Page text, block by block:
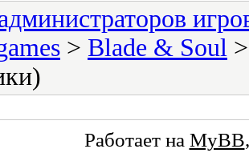
> Blade & Soul
Работает на MyBB